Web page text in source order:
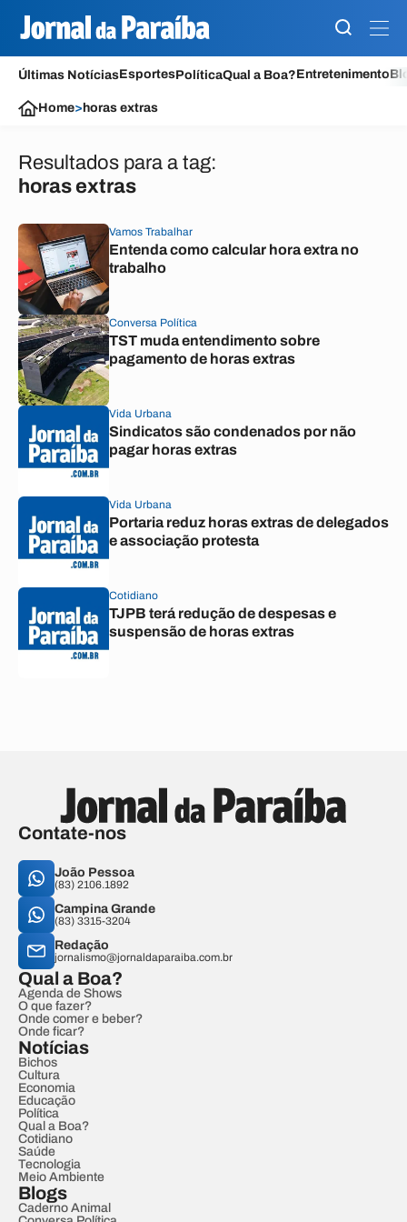
Últimas NotíciasEsportesPolíticaQual a Boa?Entretenimento
Home> horas extras
Resultados para a tag:
horas extras
Vamos Trabalhar
Entenda como calcular hora extra no
trabalho
Conversa Política
TST muda entendimento sobre
pagamento de horas extras
Vida Urbana
Sindicatos são condenados por não
pagar horas extras
Vida Urbana
Portaria reduz horas extras de delegados
e associação protesta
Cotidiano
TJPB terá redução de despesas e
suspensão de horas extras
Contate-nos
João Pessoa
(83) 2106.1892
Campina Grande
(83) 3315-3204
Redação
jornalismo@jornaldaparaiba.com.br
Qual a Boa?
Agenda de Shows
O que fazer?
Onde comer e beber?
Onde ficar?
Notícias
Bichos
Cultura
Economia
Educação
Política
Qual a Boa?
Cotidiano
Saúde
Tecnologia
Meio Ambiente
Blogs
Caderno Animal